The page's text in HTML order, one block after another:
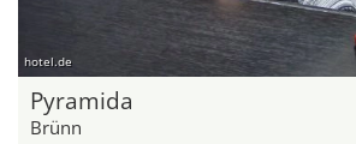
hotel.de
Pyramida
Brünn